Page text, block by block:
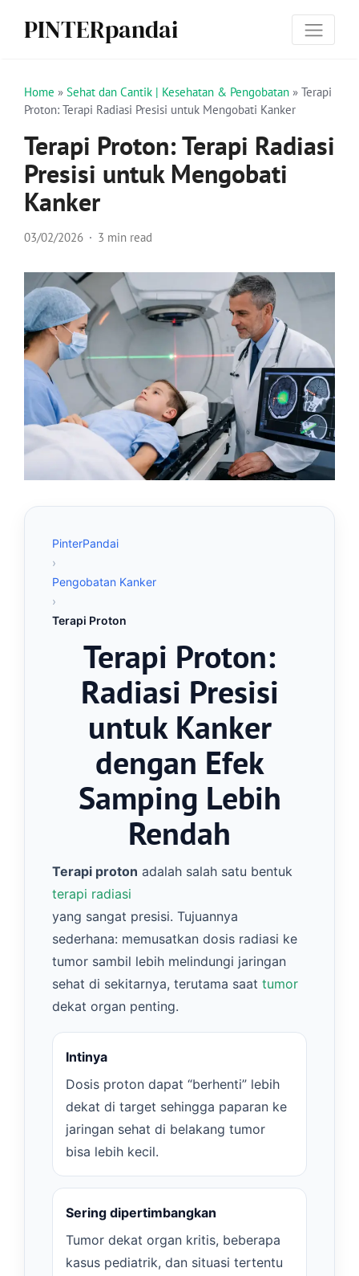
PINTERpandai
Home » Sehat dan Cantik | Kesehatan & Pengobatan » Terapi
Proton: Terapi Radiasi Presisi untuk Mengobati Kanker
Terapi Proton: Terapi Radiasi
Presisi untuk Mengobati
Kanker
03/02/2026 3 min read
PinterPandai
›
Pengobatan Kanker
›
Terapi Proton
Terapi Proton:
Radiasi Presisi
untuk Kanker
dengan Efek
Samping Lebih
Rendah
Terapi proton adalah salah satu bentuk
terapi radiasi
yang sangat presisi. Tujuannya
sederhana: memusatkan dosis radiasi ke
tumor sambil lebih melindungi jaringan
sehat di sekitarnya, terutama saat tumor
dekat organ penting.
Intinya
Dosis proton dapat “berhenti” lebih
dekat di target sehingga paparan ke
jaringan sehat di belakang tumor
bisa lebih kecil.
Sering dipertimbangkan
Tumor dekat organ kritis, beberapa
kasus pediatrik, dan situasi tertentu